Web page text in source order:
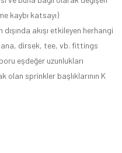
kaybı katsayı)
akışı etkileyen herhangi
dirsek, tee, vb. fittings
eşdeğer uzunlukları
olan sprinkler başlıklarının K